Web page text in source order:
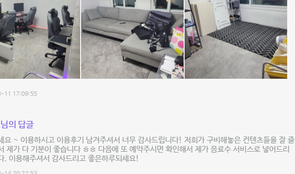
11 17:09:55
의 답글
요 ~ 이용하시고 이용후기 남겨주셔서 너무 감사드립니다! 저희가 구비해놓은 컨텐츠들을 잘 즐
제가 다 기분이 좋습니다 ㅎㅎ 다음에 또 예약주시면 확인해서 제가 음료수 서비스로 넣어드리
. 이용해주셔서 감사드리고 좋은하루되세요!